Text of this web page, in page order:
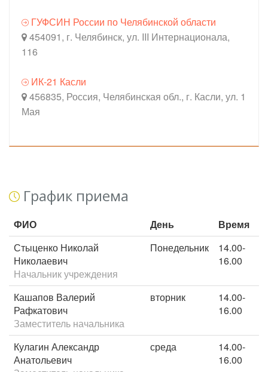
ГУФСИН России по Челябинской области
454091, г. Челябинск, ул. III Интернационала,
116
ИК-21 Касли
456835, Россия, Челябинская обл., г. Касли, ул. 1
Мая
График приема
ФИО День
Время
Стыценко Николай
Николаевич
Начальник учреждения
Понедельник
14.00-
16.00
Кашапов Валерий
Рафкатович
Заместитель начальника
вторник
14.00-
16.00
Кулагин Александр
Анатольевич
среда
14.00-
16.00